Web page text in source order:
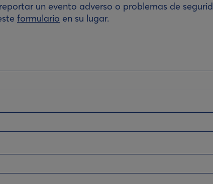
un evento adverso o problemas de
formulario en su lugar.